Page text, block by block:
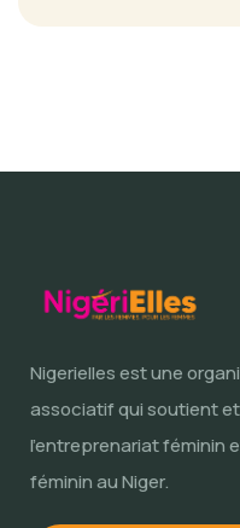
Nigerielles est une
associatif qui soutient
l’entreprenariat féminin
féminin au Niger.